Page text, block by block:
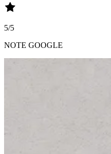
5/5
NOTE GOOGLE